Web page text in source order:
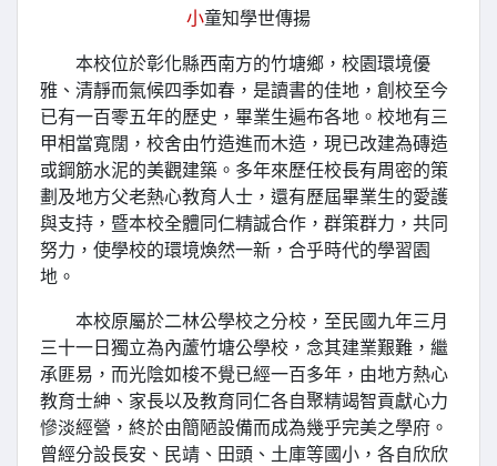
小童知學世傳揚
本校位於彰化縣西南方的竹塘鄉，校園環境優
雅、清靜而氣候四季如春，是讀書的佳地，創校至今
已有一百零五年的歷史，畢業生遍布各地。校地有三
甲相當寬闊，校舍由竹造進而木造，現已改建為磚造
或鋼筋水泥的美觀建築。多年來歷任校長有周密的策
劃及地方父老熱心教育人士，還有歷屆畢業生的愛護
與支持，暨本校全體同仁精誠合作，群策群力，共同
努力，使學校的環境煥然一新，合乎時代的學習園
地。
本校原屬於二林公學校之分校，至民國九年三月
三十一日獨立為內蘆竹塘公學校，念其建業艱難，繼
承匪易，而光陰如梭不覺已經一百多年，由地方熱心
教育士紳、家長以及教育同仁各自聚精竭智貢獻心力
慘淡經營，終於由簡陋設備而成為幾乎完美之學府。
曾經分設長安、民靖、田頭、土庫等國小，各自欣欣